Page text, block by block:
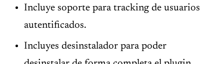
Incluye soporte para tracking de usuarios
autentificados.
Incluyes desinstalador para poder